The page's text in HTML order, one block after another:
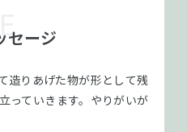
セージ
造りあげた物が形として残
っていきます。やりがいが